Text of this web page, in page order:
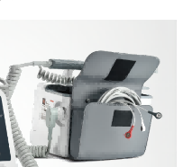
医疗资讯